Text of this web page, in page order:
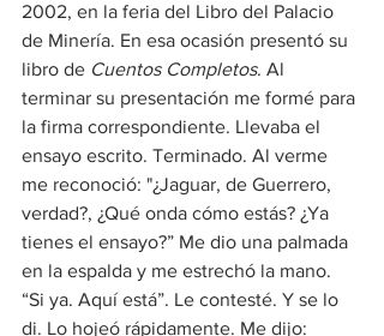
2002, en la feria del Libro del Palacio
de Minería. En esa ocasión presentó su
libro de Cuentos Completos. Al
terminar su presentación me formé para
la firma correspondiente. Llevaba el
ensayo escrito. Terminado. Al verme
me reconoció: "¿Jaguar, de Guerrero,
verdad?, ¿Qué onda cómo estás? ¿Ya
tienes el ensayo?” Me dio una palmada
en la espalda y me estrechó la mano.
“Si ya. Aquí está”. Le contesté. Y se lo
di. Lo hojeó rápidamente. Me dijo: